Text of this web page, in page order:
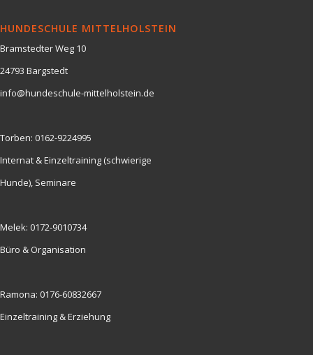
HUNDESCHULE MITTELHOLSTEIN
Bramstedter Weg 10
24793 Bargstedt
info@hundeschule-mittelholstein.de
Torben: 0162-9224995
Internat & Einzeltraining (schwierige
Hunde), Seminare
Melek: 0172-9010734
Büro & Organisation
Ramona: 0176-60832667
Einzeltraining & Erziehung